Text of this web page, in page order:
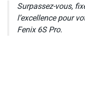
Surpassez-vous,
l’excellence pour
Fenix 6S Pro.